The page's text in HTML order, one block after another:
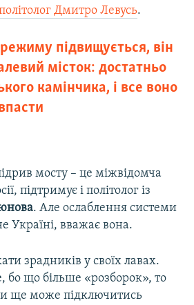
Дмитро Левусь.
підвищується, він
місток: достатньо
камінчика, і все воно
мосту – це міжвідомча
підтримує і політолог із
. Але ослаблення системи
Україні, вважає вона.
зрадників у своїх лавах.
що більше «розборок», то
ще може підключитись